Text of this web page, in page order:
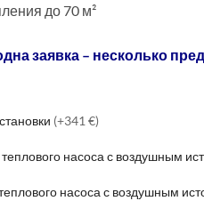
до 70 м²
заявка – несколько
(+341 €)
насоса с воздушным
насоса с воздушным